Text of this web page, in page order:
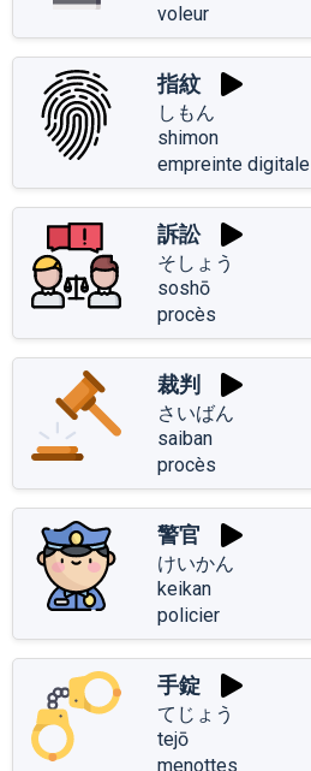
voleur
指紋
しもん
shimon
empreinte digitale
訴訟
そしょう
soshō
procès
裁判
さいばん
saiban
procès
警官
けいかん
keikan
policier
手錠
てじょう
tejō
menottes